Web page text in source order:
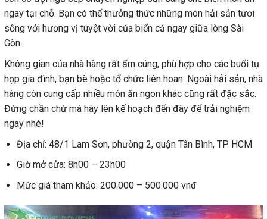
ngay tại chỗ. Bạn có thể thưởng thức những món hải sản tươi
sống với hương vị tuyệt vời của biển cả ngay giữa lòng Sài
Gòn.
Không gian của nhà hàng rất ấm cúng, phù hợp cho các buổi tụ
họp gia đình, bạn bè hoặc tổ chức liên hoan. Ngoài hải sản, nhà
hàng còn cung cấp nhiều món ăn ngon khác cũng rất đặc sắc.
Đừng chần chừ mà hãy lên kế hoạch đến đây để trải nghiệm
ngay nhé!
Địa chỉ: 48/1 Lam Sơn, phường 2, quận Tân Bình, TP. HCM
Giờ mở cửa: 8h00 – 23h00
Mức giá tham khảo: 200.000 – 500.000 vnđ